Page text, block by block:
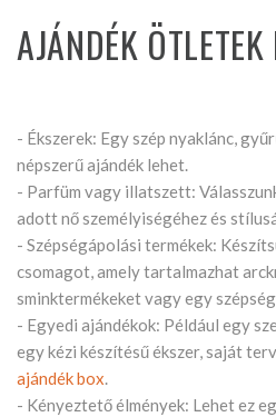
AJÁNDÉK
- Ékszerek: Egy szép nyaklánc,
népszerű ajándék lehet.
- Parfüm vagy illatszett:
adott nő személyiségéhez és
- Szépségápolási termékek:
csomagot, amely tartalmazhat
sminktermékeket vagy egy
- Egyedi ajándékok: Például egy
egy kézi készítésű ékszer, saját
ajándék box.
- Kényeztető élmények: Lehet ez